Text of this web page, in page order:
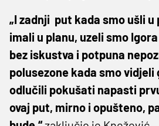
„I zadnji put kada smo ušli
imali u planu, uzeli smo
bez iskustva i potpuna
polusezone kada smo vidjeli
odlučili pokušati napasti
ovaj put, mirno i opušteno,